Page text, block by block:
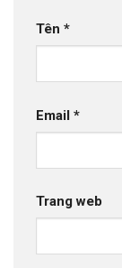
Tên *
Email *
Trang web